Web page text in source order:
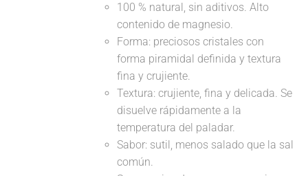
100 % natural, sin aditivos. Alto
contenido de magnesio.
Forma: preciosos cristales con
forma piramidal definida y textura
fina y crujiente.
Textura: crujiente, fina y delicada. Se
disuelve rápidamente a la
temperatura del paladar.
Sabor: sutil, menos salado que la sal
común.